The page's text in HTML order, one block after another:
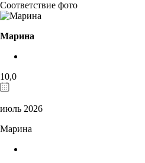
Соответствие фото
Марина
10,0
июль 2026
Марина